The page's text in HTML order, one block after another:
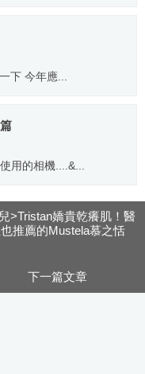
下 今年應...
用的相機....&...
>Tristan嬌貴乾癢肌！醫
推薦的Mustela慕之恬
下一篇文章